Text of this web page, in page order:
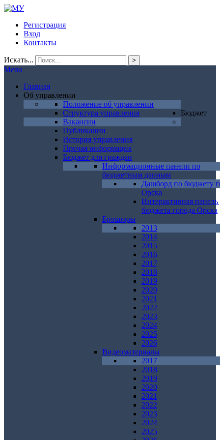
Регистрация
Вход
Контакты
Искать... >
Menu
Главная
Об управлении
Положение об управлении
Структура управления
Вакансии
Публикации
История управления
Прочая информация
Бюджет
Бюджет для граждан
Информационные панели по
бюджетным данным
Дашборд по бюджету
Орска
Интерактивная панель
бюджета города Орска
Брошюры
2013
2014
2015
2016
2017
2018
2019
2020
2021
2022
2023
2024
2025
2026
Видеоматериалы
2017
2018
2019
2020
2021
2022
2023
2024
2025